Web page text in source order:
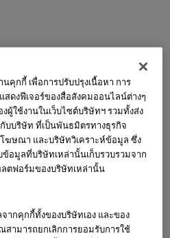
คุกกี้ เพื่อการปรับปรุงเนื้อหา การ
ดงฟีเจอร์ของสื่อสังคมออนไลน์ต่างๆ
ผู้ใช้งานในเว็บไซต์บริษัทฯ รวมทั้งส่ง
บบริษัท ที่เป็นพันธมิตรทางธุรกิจ
ฆษณา และบริษัทวิเคราะห์ข้อมูล ซึ่ง
อมูลที่บริษัทเหล่านั้นเก็บรวบรวมจาก
ตฟอร์มของบริษัทเหล่านั้น
ากคุกกี้ทั้งของบริษัทเอง และของ
ามารถยกเลิกการยอมรับการใช้